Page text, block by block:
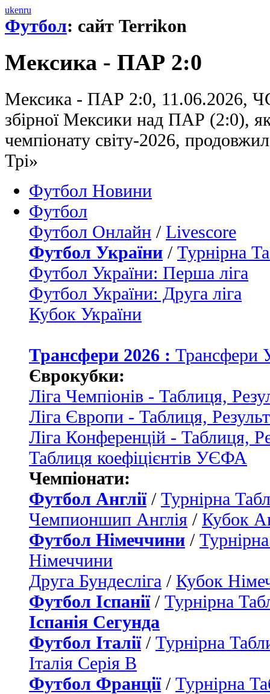
ukenru
Футбол: сайт Terrikon
Мексика - ПАР 2:0
Мексика - ПАР 2:0, 11.06.2026,
збірної Мексики над ПАР (2:0),
чемпіонату світу-2026,
Трі»
Футбол Новини
Футбол
Футбол Онлайн / Livescore
Футбол України / Турнірна
Футбол України: Перша ліга
Футбол України: Друга ліга
Кубок України
Трансфери 2026 : Трансфери
Єврокубки:
Ліга Чемпіонів - Таблиця,
Ліга Європи - Таблиця,
Ліга Конференцій - Таблиця,
Таблиця коефіцієнтів УЄФА
Чемпіонати:
Футбол Англії/ Турнірна
Чемпионшип Англія / Кубок
Футбол Німеччини /
Німеччини
Друга Бундесліга / Кубок
Футбол Іспанії/ Турнірна
Іспанія Сегунда
Футбол Італії/ Турнірна
Італія Серія B
Футбол Франції/ Турнірна